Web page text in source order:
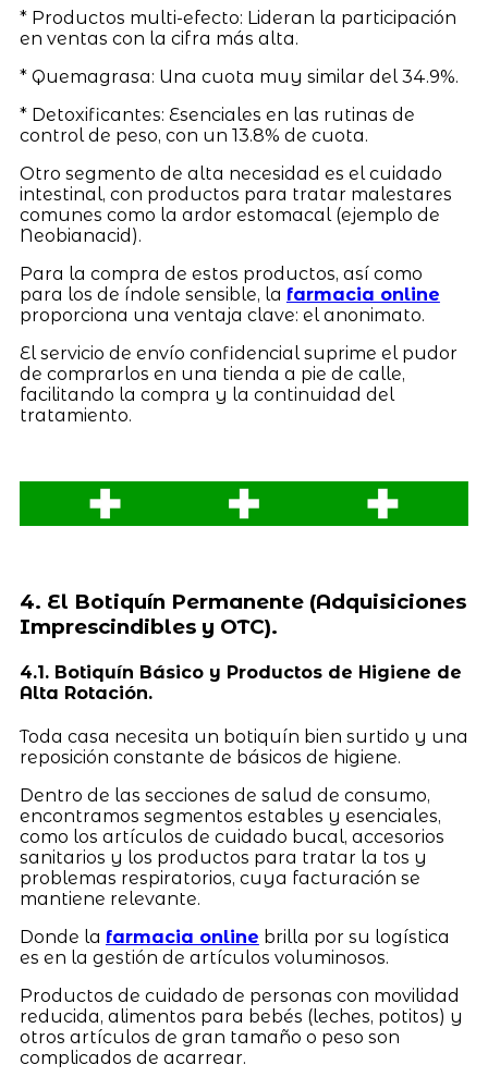
* Productos multi-efecto: Lideran la participación
en ventas con la cifra más alta.
* Quemagrasa: Una cuota muy similar del 34.9%.
* Detoxificantes: Esenciales en las rutinas de
control de peso, con un 13.8% de cuota.
Otro segmento de alta necesidad es el cuidado
intestinal, con productos para tratar malestares
comunes como la ardor estomacal (ejemplo de
Neobianacid).
Para la compra de estos productos, así como
para los de índole sensible, la farmacia online
proporciona una ventaja clave: el anonimato.
El servicio de envío confidencial suprime el pudor
de comprarlos en una tienda a pie de calle,
facilitando la compra y la continuidad del
tratamiento.
4. El Botiquín Permanente (Adquisiciones
Imprescindibles y OTC).
4.1. Botiquín Básico y Productos de Higiene de
Alta Rotación.
Toda casa necesita un botiquín bien surtido y una
reposición constante de básicos de higiene.
Dentro de las secciones de salud de consumo,
encontramos segmentos estables y esenciales,
como los artículos de cuidado bucal, accesorios
sanitarios y los productos para tratar la tos y
problemas respiratorios, cuya facturación se
mantiene relevante.
Donde la farmacia online brilla por su logística
es en la gestión de artículos voluminosos.
Productos de cuidado de personas con movilidad
reducida, alimentos para bebés (leches, potitos) y
otros artículos de gran tamaño o peso son
complicados de acarrear.